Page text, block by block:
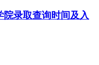
院录取查询时间及入